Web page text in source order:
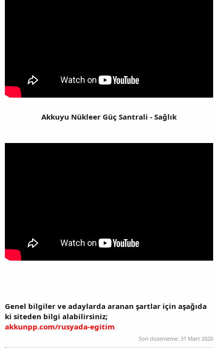
Akkuyu Nükleer Güç Santrali - Sağlık
Genel bilgiler ve adaylarda aranan şartlar için aşağıda
ki siteden bilgi alabilirsiniz;
akkunpp.com/rusyada-egitim
Son düzenleme: 31 Mart 2020